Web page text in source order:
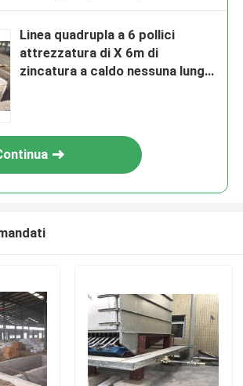
Linea quadrupla a 6 pollici
attrezzatura di X 6m di
zincatura a caldo nessuna lunga